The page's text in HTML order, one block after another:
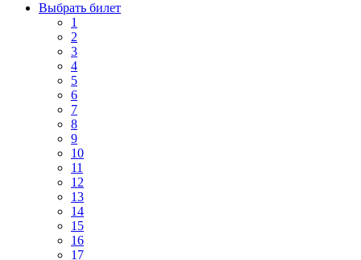
Выбрать билет
1
2
3
4
5
6
7
8
9
10
11
12
13
14
15
16
17